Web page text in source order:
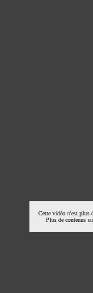
Cette vidéo n'est plus
Plus de contenus